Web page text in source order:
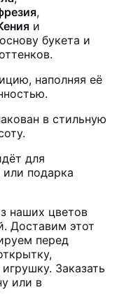
,
и
букета и
наполняя её
в стильную
для
подарка
наших цветов
Доставим этот
перед
Заказать
или в